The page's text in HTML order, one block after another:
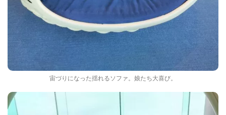
宙づりになった揺れるソファ。娘たち大喜び。